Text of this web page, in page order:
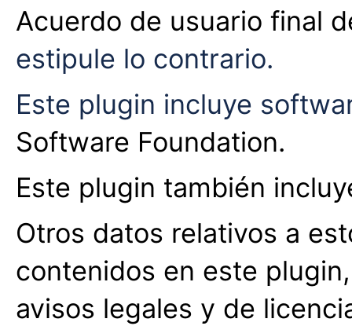
Acuerdo de usuario final
estipule lo contrario.
Este plugin incluye
Software Foundation.
Este plugin también
Otros datos relativos a
contenidos en este
avisos legales y de